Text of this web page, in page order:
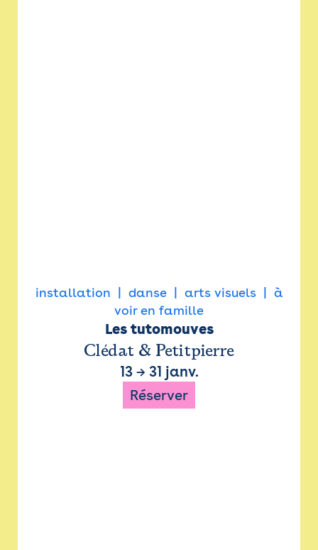
installation danse arts visuels
à
voir en famille
Les tutomouves
Clédat & Petitpierre
13→ 31 janv.
Réserver